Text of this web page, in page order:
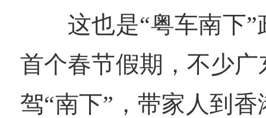
这也是“粤车南下
首个春节假期，不少
驾“南下”，带家人到